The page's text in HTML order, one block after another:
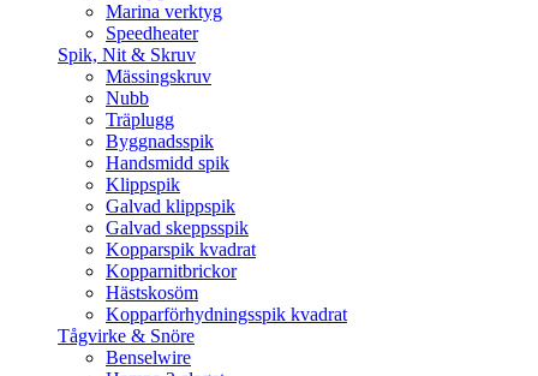
Marina verktyg
Speedheater
Spik, Nit & Skruv
Mässingskruv
Nubb
Träplugg
Byggnadsspik
Handsmidd spik
Klippspik
Galvad klippspik
Galvad skeppsspik
Kopparspik kvadrat
Kopparnitbrickor
Hästskosöm
Kopparförhydningsspik kvadrat
Tågvirke & Snöre
Benselwire